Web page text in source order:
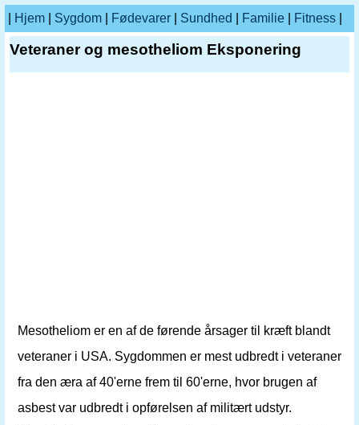
Hjem Sygdom Fødevarer Sundhed Familie Fitness
Veteraner og mesotheliom Eksponering
Mesotheliom er en af ​​de førende årsager til kræft blandt
veteraner i USA. Sygdommen er mest udbredt i veteraner
fra den æra af 40'erne frem til 60'erne, hvor brugen af ​​
asbest var udbredt i opførelsen af ​​militært udstyr.